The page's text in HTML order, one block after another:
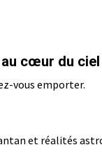
au cœur du ciel
vous emporter.
et réalités